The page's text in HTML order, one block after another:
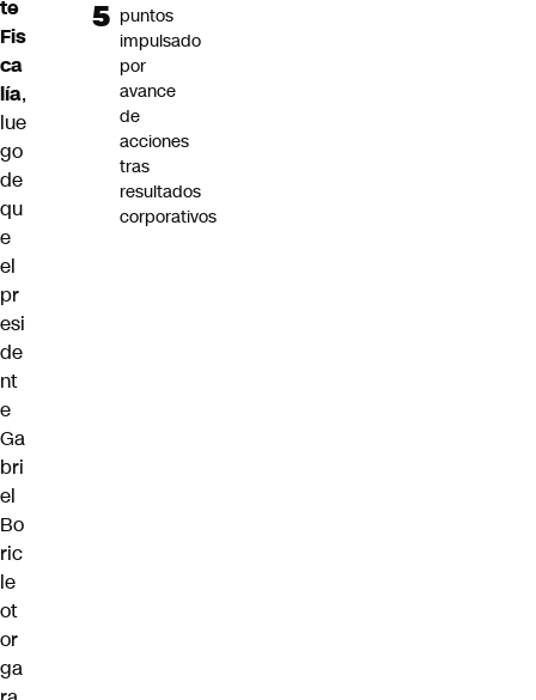
te
Fis
ca
lía,
lue
go
de
qu
e
el
pr
esi
de
nt
e
Ga
bri
el
Bo
ric
le
ot
or
ga
puntos
impulsado
por
avance
de
acciones
tras
resultados
corporativos